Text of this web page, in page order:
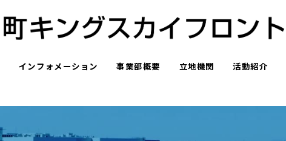
インフォメーション 事業部概要 立地機関 活動紹介